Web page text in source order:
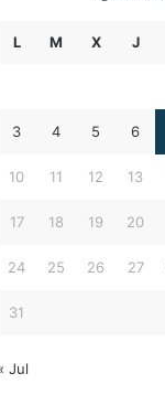
L M X J
3 4 5 6
10 11 12 13
17 18 19 20
24 25 26 27
31
Jul